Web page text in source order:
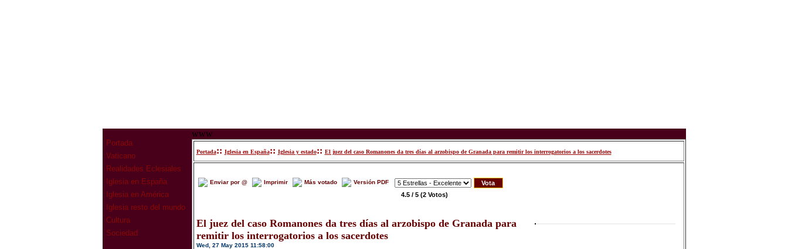
Portada
Vaticano
Realidades Eclesiales
Iglesia en España
Iglesia en América
Iglesia resto del mundo
Cultura
Sociedad
www
Portada:: Iglesia en España:: Iglesia y estado:: El juez del caso Romanones da tres días al arzobispo de Granada para remitir los interrogatorios a los sacerdotes
Enviar por @ Imprimir Más votado Versión PDF
4.5 / 5 (2 Votos)
El juez del caso Romanones da tres días al arzobispo de Granada para
remitir los interrogatorios a los sacerdotes
Wed, 27 May 2015 11:58:00